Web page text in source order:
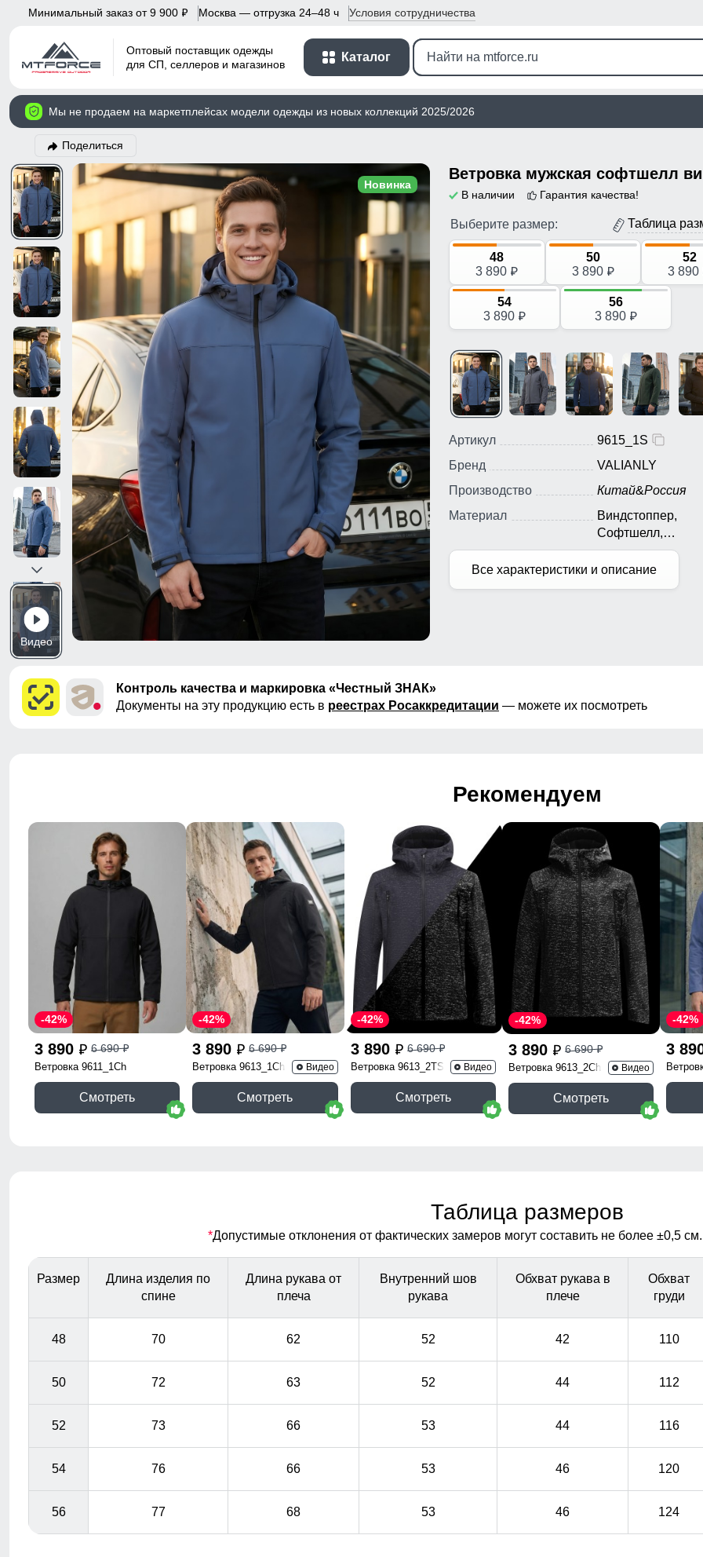
Минимальный заказ от 9 900 p Москва — отгрузка 24–48 ч Условия сотрудничества
Оптовый поставщик одежды
для СП, селлеров и магазинов
Каталог
Мы не продаем на маркетплейсах модели одежды из новых коллекций 2025/2026
Поделиться
Видео
Новинка
В наличии Гарантия качества!
Выберите размер: Таблица
48
3 890 p
50
3 890 p
52
3 890
54
3 890 p
56
3 890 p
Артикул
9615_1S
Бренд
VALIANLY
Производство
Китай&Россия
Материал
Виндстоппер,
Софтшелл,
Мембранный
Полиэстер
Все характеристики и описание
Контроль качества и маркировка «Честный ЗНАК»
Документы на эту продукцию есть в реестрах Росаккредитации — можете их посмотреть
Рекомендуем
3 890 p 6 690p
-42%
Ветровка 9611_1Ch
Смотреть
3 890 p 6 690p
-42%
Ветровка 9613_1Ch Видео
Смотреть
3 890 p 6 690p
-42%
Ветровка 9613_2TS Видео
Смотреть
3 890 p 6 690p
-42%
Ветровка 9613_2Ch Видео
Смотреть
3
-42%
Таблица размеров
*Допустимые отклонения от фактических замеров могут составить не более ±0,5
Размер
Длина изделия по
спине
Длина рукава от
плеча
Внутренний шов
рукава
Обхват рукава в
плече
Обхват
груди
48 70 62 52 42 110
50 72 63 52 44 112
52 73 66 53 44 116
54 76 66 53 46 120
56 77 68 53 46 124